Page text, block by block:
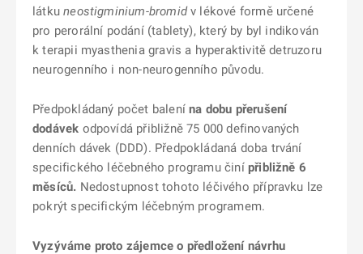
látkuneostigminium-bromidv lékové formě určené
pro perorální podání (tablety), který by byl indikován
k terapii myasthenia gravis a hyperaktivitě detruzoru
neurogenního i non-neurogenního původu.
Předpokládaný počet balenína dobu přerušení
dodávek odpovídá přibližně 75 000 definovaných
denních dávek (DDD). Předpokládaná doba trvání
specifického léčebného programu činí přibližně 6
měsíců. Nedostupnost tohoto léčivého přípravku lze
pokrýt specifickým léčebným programem.
Vyzýváme proto zájemce o předložení návrhu